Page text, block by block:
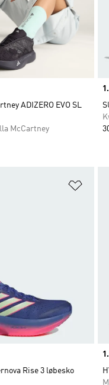
ADIZERO EVO SL
McCartney
Rise 3 løbesko